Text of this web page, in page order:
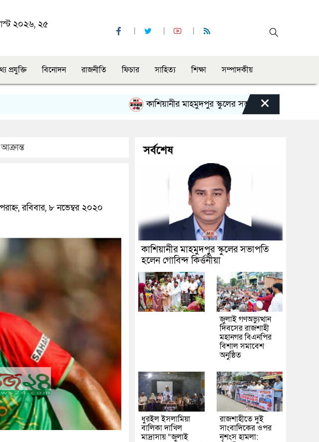
২০২৬, ২৫
প্রযুক্তি বিনোদন রাজনীতি ফিচার সাহিত্য শিক্ষা সম্পাদকীয়
কাশিয়ানীর মাহমুদপুর স্কুলের সভাপতি হলেন গোবিন্দ কির্ত্তনীয়া
×
রবিবার, ৮ নভেম্বর ২০২০
সর্বশেষ
কাশিয়ানীর মাহমুদপুর স্কুলের সভাপতি
হলেন গোবিন্দ কির্ত্তনীয়া
জুলাই গণঅভ্যুত্থান
দিবসের রাজশাহী
মহানগর বিএনপির
বিশাল সমাবেশ
অনুষ্ঠিত
ধুরইল ইসলামিয়া
বালিকা দাখিল
মাদ্রাসায় “জুলাই
রাজশাহীতে দুই
সাংবাদিকের ওপর
নৃশংস হামলা: